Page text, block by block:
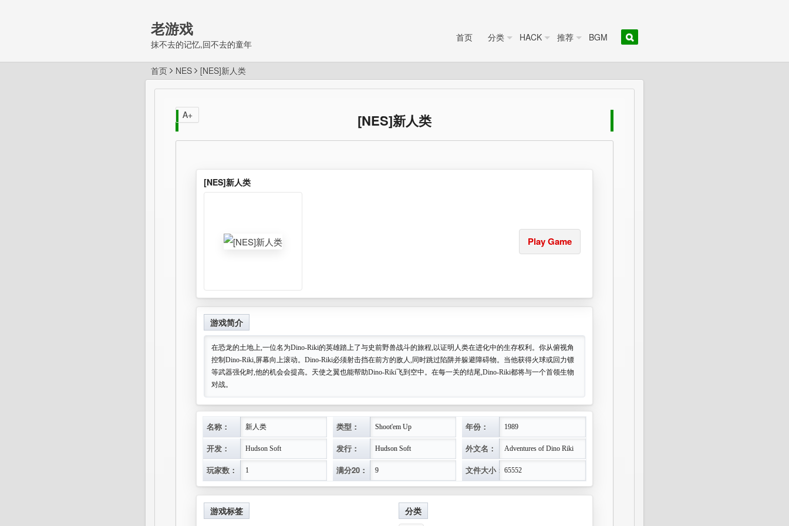
老游戏
抹不去的记忆,回不去的童年
首页 分类 HACK 推荐 BGM
首页 NES [NES]新人类
[NES]新人类
[NES]新人类
Play Game
游戏简介
在恐龙的土地上,一位名为Dino-Riki的英雄踏上了与史前野兽战斗的旅程,以证明人类在进化中的生存权利。你从俯视角
控制Dino-Riki,屏幕向上滚动。Dino-Riki必须射击挡在前方的敌人,同时跳过陷阱并躲避障碍物。当他获得火球或回力镖
等武器强化时,他的机会会提高。天使之翼也能帮助Dino-Riki飞到空中。在每一关的结尾,Dino-Riki都将与一个首领生物
对战。
名称： 新人类 类型： Shoot'em Up 年份： 1989
开发： Hudson Soft 发行： Hudson Soft 外文名： Adventures of Dino Riki
玩家数： 1 满分20： 9 文件大小： 65552
游戏标签 分类
A+